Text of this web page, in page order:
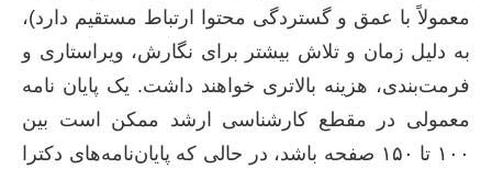
معمولاً با عمق و گستردگی محتوا ارتباط مستقیم دارد)،
به دلیل زمان و تلاش بیشتر برای نگارش، ویراستاری و
فرمت‌بندی، هزینه بالاتری خواهند داشت. یک پایان نامه
معمولی در مقطع کارشناسی ارشد ممکن است بین
۱۰۰ تا ۱۵۰ صفحه باشد، در حالی که پایان‌نامه‌های دکترا